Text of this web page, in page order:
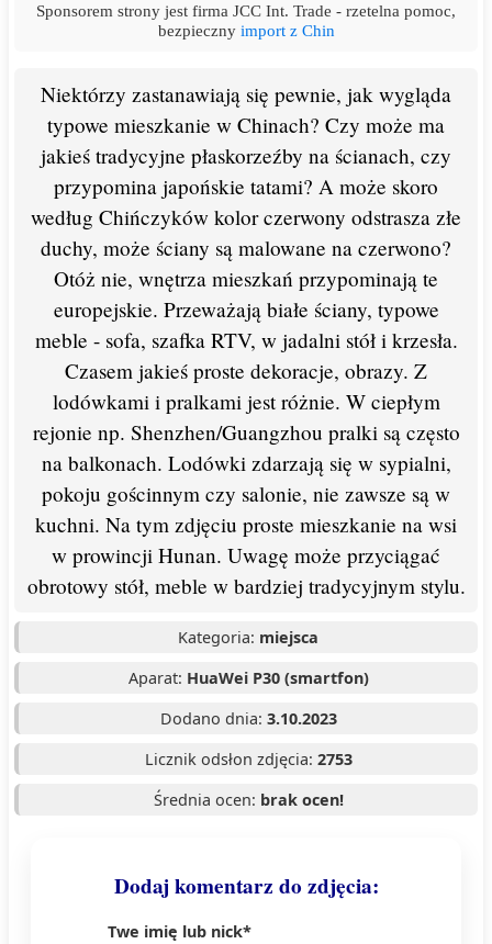
Sponsorem strony jest firma JCC Int. Trade - rzetelna pomoc,
bezpieczny import z Chin
Niektórzy zastanawiają się pewnie, jak wygląda
typowe mieszkanie w Chinach? Czy może ma
jakieś tradycyjne płaskorzeźby na ścianach, czy
przypomina japońskie tatami? A może skoro
według Chińczyków kolor czerwony odstrasza złe
duchy, może ściany są malowane na czerwono?
Otóż nie, wnętrza mieszkań przypominają te
europejskie. Przeważają białe ściany, typowe
meble - sofa, szafka RTV, w jadalni stół i krzesła.
Czasem jakieś proste dekoracje, obrazy. Z
lodówkami i pralkami jest różnie. W ciepłym
rejonie np. Shenzhen/Guangzhou pralki są często
na balkonach. Lodówki zdarzają się w sypialni,
pokoju gościnnym czy salonie, nie zawsze są w
kuchni. Na tym zdjęciu proste mieszkanie na wsi
w prowincji Hunan. Uwagę może przyciągać
obrotowy stół, meble w bardziej tradycyjnym stylu.
Kategoria: miejsca
Aparat: HuaWei P30 (smartfon)
Dodano dnia: 3.10.2023
Licznik odsłon zdjęcia: 2753
Średnia ocen: brak ocen!
Dodaj komentarz do zdjęcia:
Twe imię lub nick*